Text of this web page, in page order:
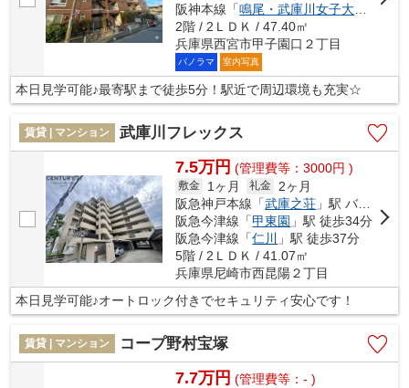
阪神本線「鳴尾・武庫川女子大前
」駅
2階 / 2ＬＤＫ / 47.40㎡
兵庫県西宮市甲子園口２丁目
パノラマ 室内写真
本日見学可能♪最寄駅まで徒歩5分！駅近で周辺環境も充実☆
賃貸 | マンション 武庫川フレックス
7.5万円 (管理費等：3000円 )
敷金 1ヶ月 礼金
2ヶ月
阪急神戸本線「武庫之荘 」駅 バス17分 「髭茶屋〔阪神バス〕」 停歩1分
阪急今津線「甲東園 」駅 徒歩34分
阪急今津線「仁川
」駅 徒歩37分
5階 / 2ＬＤＫ / 41.07㎡
兵庫県尼崎市西昆陽２丁目
本日見学可能♪オートロック付きでセキュリティ安心です！
賃貸 | マンション コープ野村宝塚
7.7万円 (管理費等：- )